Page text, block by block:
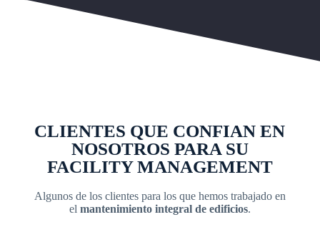
CLIENTES QUE CONFIAN EN
NOSOTROS PARA SU
FACILITY MANAGEMENT
Algunos de los clientes para los que hemos trabajado en
el mantenimiento integral de edificios.